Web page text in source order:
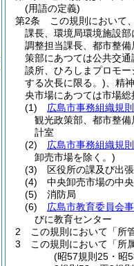
(用語の定義)
第2条
この規則において
課長、環境局環境施設
調整担当課長、都市整
策部にあつては公共交
談所、ひろしまプロモ
する次長に限る。) 、精
央市場にあつては市場
(1)
広島市事務組織規則
観光政策部、都市整
計室
(2)
広島市事務組織規
卸売市場を除く。)
(3)
区役所の課及び出
(4)
中央卸売市場の中
(5)
消防局
(6)
広島市教育委員会
びに教育センター
2
この規則において「所
3
この規則において「所
(昭57規則25・昭